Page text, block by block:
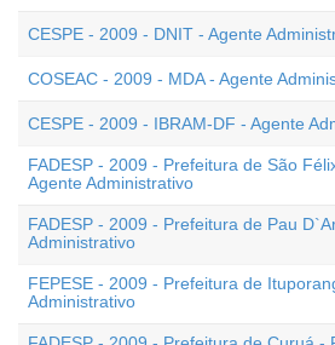
CESPE - 2009 - DNIT - Agente
COSEAC - 2009 - MDA - Agente
CESPE - 2009 - IBRAM-DF - Agente
FADESP - 2009 - Prefeitura de São
Agente Administrativo
FADESP - 2009 - Prefeitura de Pau
Administrativo
FEPESE - 2009 - Prefeitura de
Administrativo